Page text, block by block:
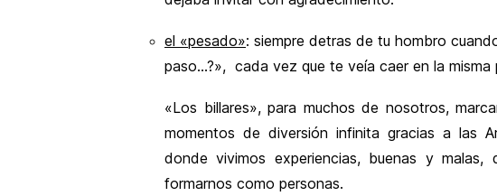
el «pesado»: siempre detras de tu hombro
paso…?», cada vez que te veía caer en la misma
«Los billares», para muchos de nosotros,
momentos de diversión infinita gracias a las
donde vivimos experiencias, buenas y
formarnos como personas.